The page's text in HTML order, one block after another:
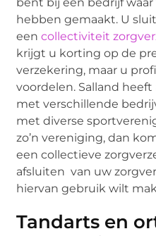
hebben gemaakt. U
eencollectiviteit
krijgt u korting op de
verzekering, maar u
voordelen. Salland
met verschillende
met diverse
zo’n vereniging, dan
een collectieve
afsluiten van uw
hiervan gebruik wilt
Tandarts en